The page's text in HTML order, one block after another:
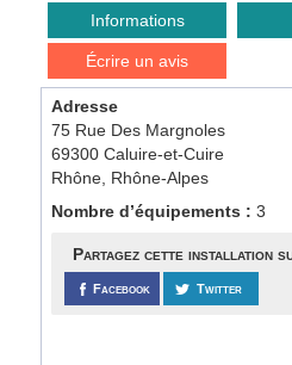
Informations
Écrire un avis
Adresse
75 Rue Des Margnoles
69300 Caluire-et-Cuire
Rhône, Rhône-Alpes
Nombre d’équipements :3
Partagez cette installation
Facebook Twitter